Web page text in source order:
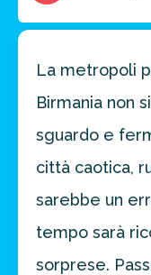
La metropoli
Birmania non
sguardo e
città caotica,
sarebbe un
tempo sarà
sorprese.